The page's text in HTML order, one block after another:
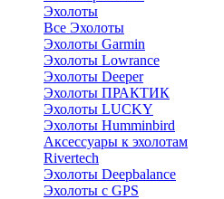
Эхолоты
Все Эхолоты
Эхолоты Garmin
Эхолоты Lowrance
Эхолоты Deeper
Эхолоты ПРАКТИК
Эхолоты LUCKY
Эхолоты Humminbird
Аксессуары к эхолотам
Rivertech
Эхолоты Deepbalance
Эхолоты с GPS